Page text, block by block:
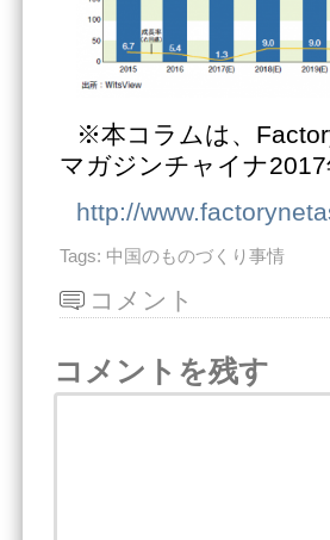
※本コラムは、
マガジンチャイナ
http://
Tags: 中国のものづくり事情
コメント
コメントを残す